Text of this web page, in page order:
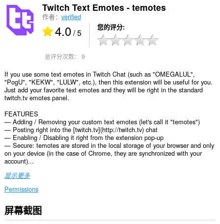
Twitch Text Emotes - temotes
作者： verified
4.0/ 5 您的评分
总评分次数： 9
If you use some text emotes in Twitch Chat (such as "OMEGALUL",
"PogU", "KEKW", "LULW", etc.), then this extension will be useful for you.
Just add your favorite text emotes and they will be right in the standard
twitch.tv emotes panel.
FEATURES
— Adding / Removing your custom text emotes (let's call it "temotes")
— Posting right into the [twitch.tv](http://twitch.tv) chat
— Enabling / Disabling it right from the extension pop-up
— Secure: temotes are stored in the local storage of your browser and only
on your device (in the case of Chrome, they are synchronized with your
account)...
显示更多
Permissions
此
扩
屏幕截图